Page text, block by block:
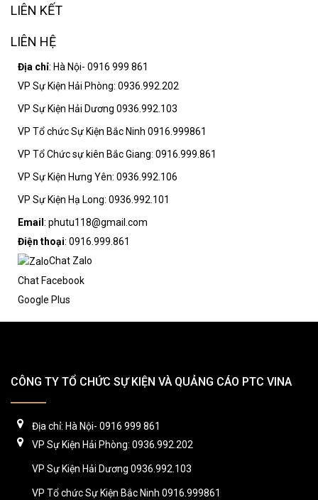
LIÊN KẾT
LIÊN HỆ
Địa chỉ: Hà Nội- 0916 999 861
VP Sự Kiện Hải Phòng: 0936.992.202
VP Sự Kiện Hải Dương 0936.992.103
VP Tổ chức Sự Kiện Bắc Ninh 0916.999861
VP Tổ Chức sự kiên Bắc Giang: 0916.999.861
VP Sự Kiện Hưng Yên: 0936.992.106
VP Sự Kiện Hạ Long: 0936.992.101
Email : phutu118@gmail.com
Điện thoại: 0916.999.861
Chat Zalo
Chat Facebook
Google Plus
CÔNG TY TỔ CHỨC SỰ KIỆN VÀ QUẢNG CÁO PTC VINA
Địa chỉ: Hà Nội- 0916 999 861
VP Sự Kiện Hải Phòng: 0936.992.202
VP Sự Kiện Hải Dương 0936.992.103
VP Tổ chức Sự Kiện Bắc Ninh 0916.999861